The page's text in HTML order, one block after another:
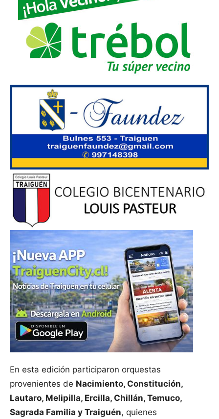
En esta edición participaron orquestas
provenientes de Nacimiento, Constitución,
Lautaro, Melipilla, Ercilla, Chillán, Temuco,
Sagrada Familia y Traiguén, quienes